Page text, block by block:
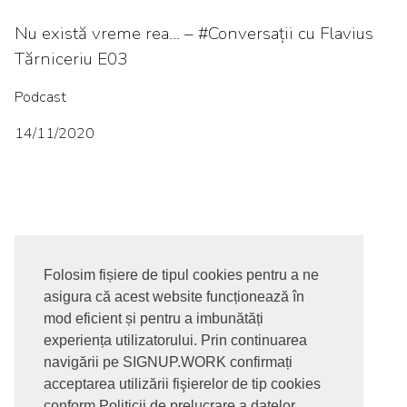
Folosim fișiere de tipul cookies pentru a ne
asigura că acest website funcționează în
mod eficient și pentru a imbunătăți
experiența utilizatorului. Prin continuarea
navigării pe SIGNUP.WORK confirmați
acceptarea utilizării fişierelor de tip cookies
Nu există vreme rea… – #Conversații cu Flavius
Tărniceriu E03
Podcast
14/11/2020
© 2017-2026. Toate drepturile rezervate
SIGNUPDOTWORK SRLTermeni si conditii | Politica de
confidentialitate | Politica de livrare si anulare comanda |
Politica GDPR